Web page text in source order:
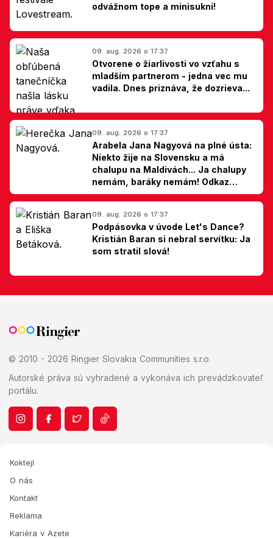
odvážnom tope a minisukni!
09. aug. 2026 o 17:37
Otvorene o žiarlivosti vo vzťahu s
mladším partnerom - jedna vec mu
vadila. Dnes priznáva, že dozrieva...
09. aug. 2026 o 17:37
Arabela Jana Nagyová na plné ústa:
Niekto žije na Slovensku a má
chalupu na Maldivách... Ja chalupy
nemám, baráky nemám! Odkaz
Slovákom
09. aug. 2026 o 17:37
Podpásovka v úvode Let's Dance?
Kristián Baran si nebral servítku: Ja
som stratil slová!
© 2010 - 2026 Ringier Slovakia Communities s.r.o.
Autorské práva sú vyhradené a vykonáva ich prevádzkovateľ
portálu.
Koktejl
O nás
Kontakt
Reklama
Kariéra v Azete